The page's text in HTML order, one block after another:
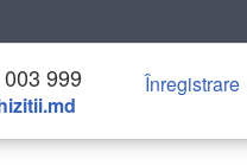
999 Înregistrare